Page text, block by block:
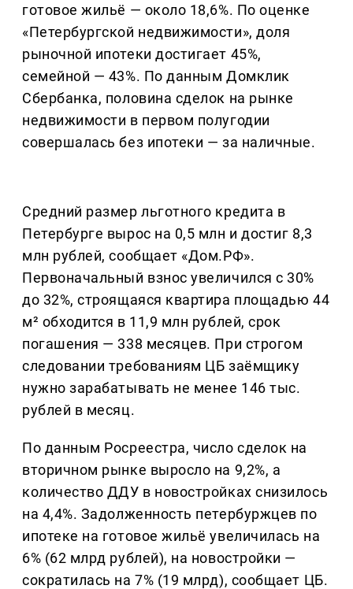
готовое жильё — около 18,6%. По оценке
«Петербургской недвижимости», доля
рыночной ипотеки достигает 45%,
семейной — 43%. По данным Домклик
Сбербанка, половина сделок на рынке
недвижимости в первом полугодии
совершалась без ипотеки — за наличные.
Средний размер льготного кредита в
Петербурге вырос на 0,5 млн и достиг 8,3
млн рублей, сообщает «Дом.РФ».
Первоначальный взнос увеличился с 30%
до 32%, строящаяся квартира площадью 44
м² обходится в 11,9 млн рублей, срок
погашения — 338 месяцев. При строгом
следовании требованиям ЦБ заёмщику
нужно зарабатывать не менее 146 тыс.
рублей в месяц.
По данным Росреестра, число сделок на
вторичном рынке выросло на 9,2%, а
количество ДДУ в новостройках снизилось
на 4,4%. Задолженность петербуржцев по
ипотеке на готовое жильё увеличилась на
6% (62 млрд рублей), на новостройки —
сократилась на 7% (19 млрд), сообщает ЦБ.